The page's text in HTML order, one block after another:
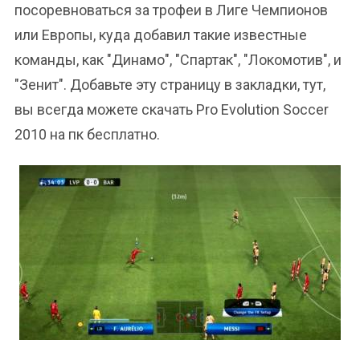
посоревноваться за трофеи в Лиге Чемпионов
или Европы, куда добавил такие известные
команды, как "Динамо", "Спартак", "Локомотив", и
"Зенит". Добавьте эту страницу в закладки, тут,
вы всегда можете скачать Pro Evolution Soccer
2010 на пк бесплатно.